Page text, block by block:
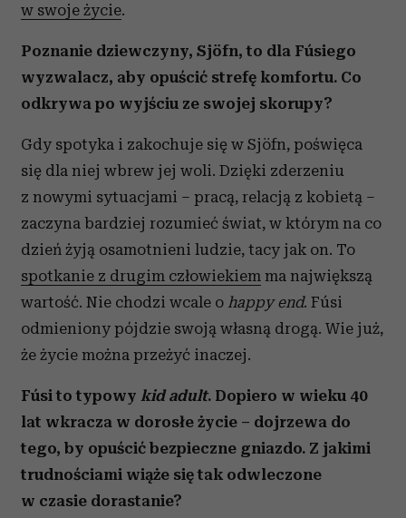
w swoje życie.
Poznanie dziewczyny, Sjöfn, to dla Fúsiego
wyzwalacz, aby opuścić strefę komfortu. Co
odkrywa po wyjściu ze swojej skorupy?
Gdy spotyka i zakochuje się w Sjöfn, poświęca
się dla niej wbrew jej woli. Dzięki zderzeniu
z nowymi sytuacjami – pracą, relacją z kobietą –
zaczyna bardziej rozumieć świat, w którym na co
dzień żyją osamotnieni ludzie, tacy jak on. To
spotkanie z drugim człowiekiem ma największą
wartość. Nie chodzi wcale o happy end. Fúsi
odmieniony pójdzie swoją własną drogą. Wie już,
że życie można przeżyć inaczej.
Fúsi to typowy kid adult. Dopiero w wieku 40
lat wkracza w dorosłe życie – dojrzewa do
tego, by opuścić bezpieczne gniazdo. Z jakimi
trudnościami wiąże się tak odwleczone
w czasie dorastanie?